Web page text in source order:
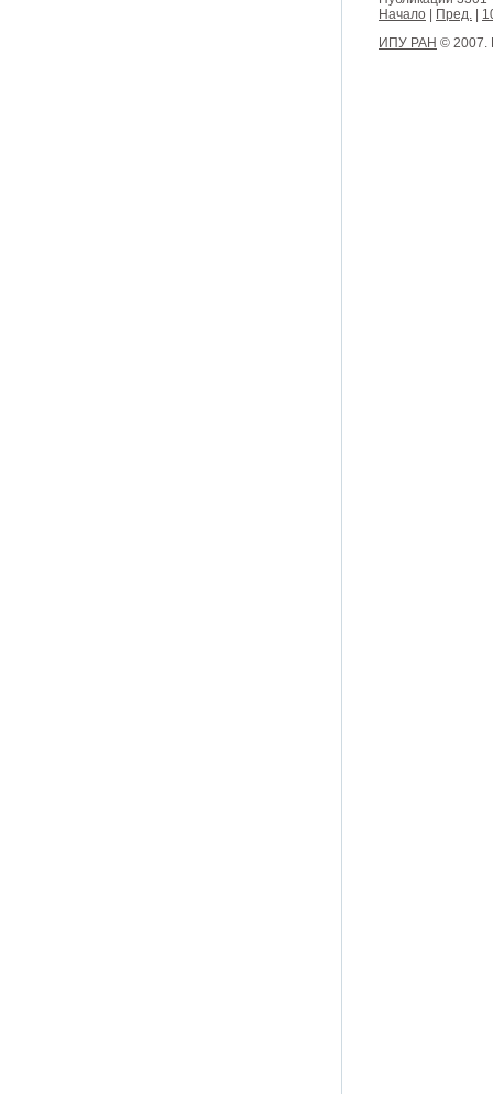
Начало
Пред.
ИПУ РАН © 2007.